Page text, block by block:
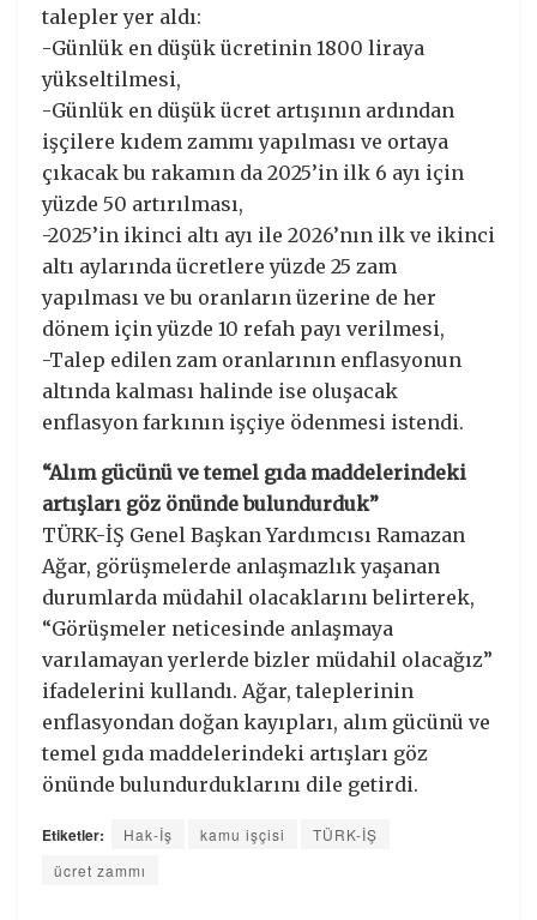
talepler yer aldı:
-Günlük en düşük ücretinin 1800 liraya
yükseltilmesi,
-Günlük en düşük ücret artışının ardından
işçilere kıdem zammı yapılması ve ortaya
çıkacak bu rakamın da 2025’in ilk 6 ayı için
yüzde 50 artırılması,
-2025’in ikinci altı ayı ile 2026’nın ilk ve ikinci
altı aylarında ücretlere yüzde 25 zam
yapılması ve bu oranların üzerine de her
dönem için yüzde 10 refah payı verilmesi,
-Talep edilen zam oranlarının enflasyonun
altında kalması halinde ise oluşacak
enflasyon farkının işçiye ödenmesi istendi.
“Alım gücünü ve temel gıda maddelerindeki
artışları göz önünde bulundurduk”
TÜRK-İŞ Genel Başkan Yardımcısı Ramazan
Ağar, görüşmelerde anlaşmazlık yaşanan
durumlarda müdahil olacaklarını belirterek,
“Görüşmeler neticesinde anlaşmaya
varılamayan yerlerde bizler müdahil olacağız”
ifadelerini kullandı. Ağar, taleplerinin
enflasyondan doğan kayıpları, alım gücünü ve
temel gıda maddelerindeki artışları göz
önünde bulundurduklarını dile getirdi.
Etiketler: Hak-İş kamu işçisi
TÜRK-İŞ
ücret zammı